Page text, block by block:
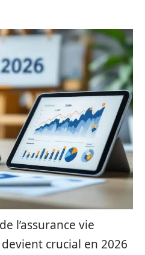
l’assurance vie
crucial en 2026